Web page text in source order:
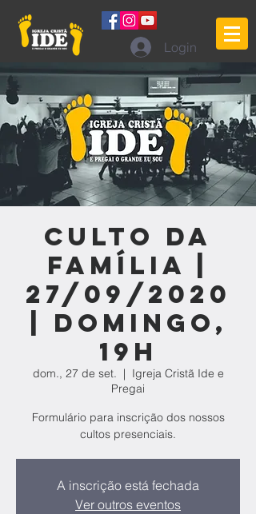
Login
Culto da
Família |
27/09/2020
| Domingo,
19h
dom., 27 de set.
  |
Igreja Cristã Ide e
Pregai
Formulário para inscrição dos nossos
cultos presenciais.
A inscrição está fechada
Ver outros eventos